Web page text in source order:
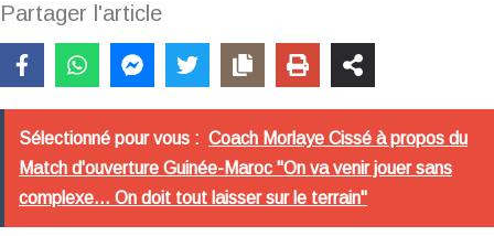
Partager l'article
Sélectionné pour vous : Coach Morlaye Cissé à propos du
Match d'ouverture Guinée-Maroc "On va venir jouer sans
complexe... On doit tout laisser sur le terrain"